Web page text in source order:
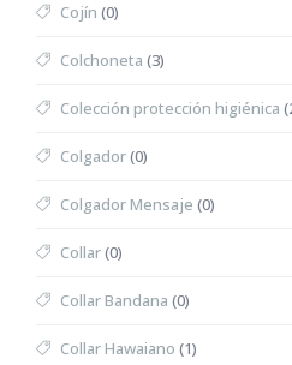
Cojín (0)
Colchoneta (3)
Colección protección higiénica
Colgador(0)
Colgador Mensaje (0)
Collar(0)
Collar Bandana (0)
Collar Hawaiano (1)